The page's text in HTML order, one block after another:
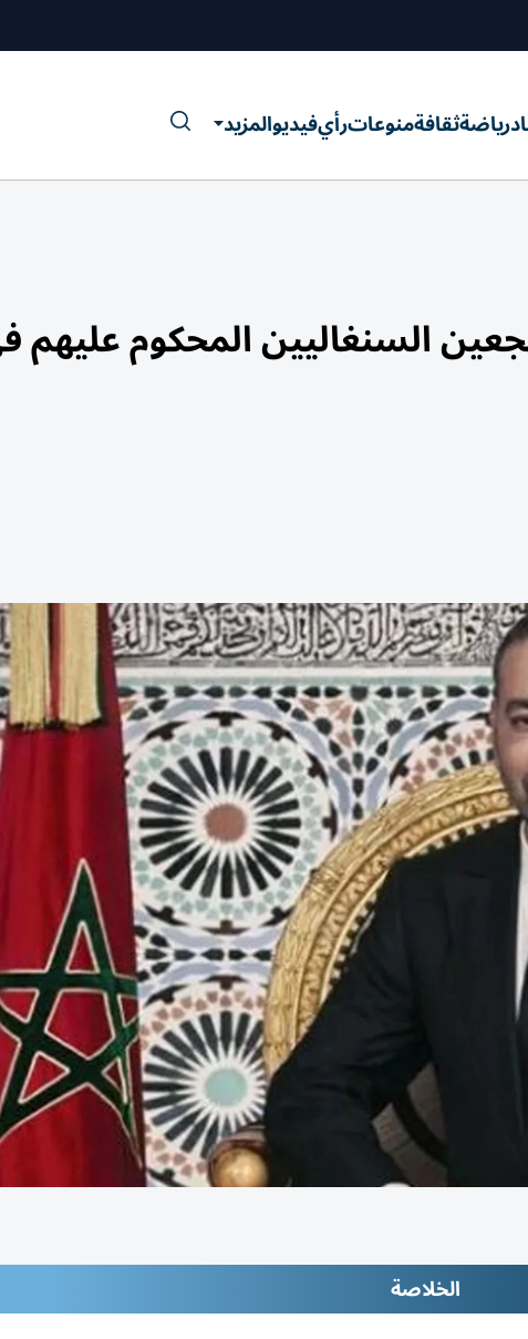
رياضةثقافةمنوعاترأيفيديوالمزيد
السنغاليين المحكوم عليهم
الخلاصة